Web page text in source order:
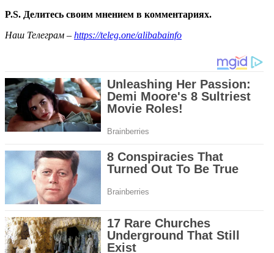
P.S. Делитесь своим мнением в комментариях.
Наш Телеграм – https://teleg.one/alibabainfo